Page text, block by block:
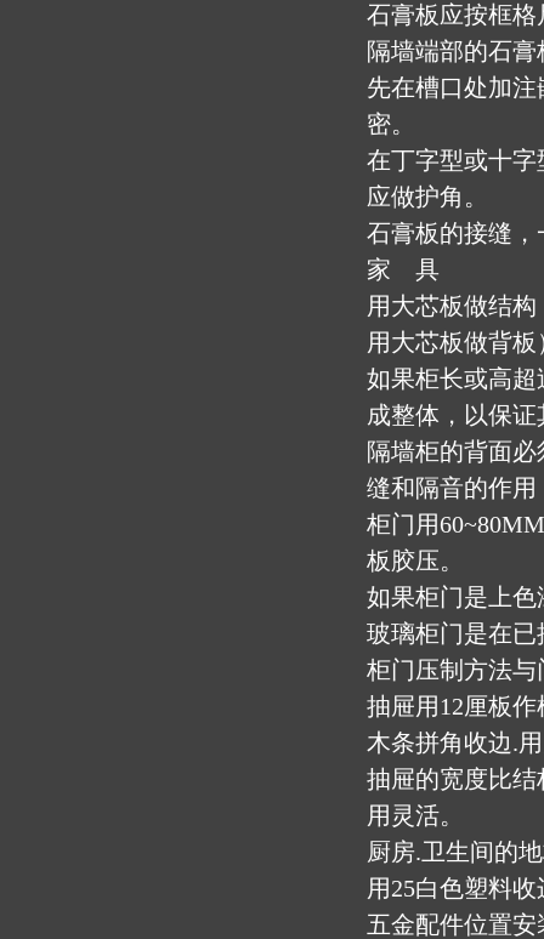
石膏板应按框
隔墙端部的石
先在槽口处加
密。
在丁字型或十
应做护角。
石膏板的接缝
家 具
用大芯板做结
用大芯板做背板
如果柜长或高
成整体，以保
隔墙柜的背面
缝和隔音的作
柜门用
板胶压。
如果柜门是上
玻璃柜门是在
柜门压制方法
抽屉用12厘板
木条拼角收边.
抽屉的宽度比
用灵活。
厨房.卫生间的
用25白色塑料
五金配件位置